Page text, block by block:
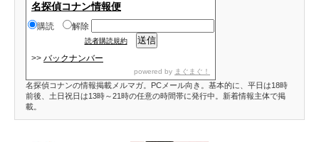
名探偵コナン情報便
購読 解除
読者購読規約
>> バックナンバー
powered by まぐまぐ！
名探偵コナンの情報掲載メルマガ。PCメール向き。基本的に、平日は18時
前後、土日祝日は13時～21時の任意の時間帯に発行中。新着情報主体で掲
載。